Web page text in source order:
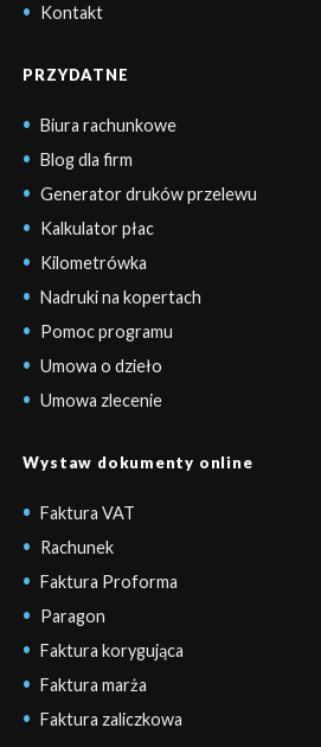
Kontakt
PRZYDATNE
Biura rachunkowe
Blog dla firm
Generator druków przelewu
Kalkulator płac
Kilometrówka
Nadruki na kopertach
Pomoc programu
Umowa o dzieło
Umowa zlecenie
Wystaw dokumenty online
Faktura VAT
Rachunek
Faktura Proforma
Paragon
Faktura korygująca
Faktura marża
Faktura zaliczkowa